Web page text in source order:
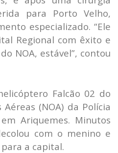
para Porto Velho,
especializado. “Ele
Regional com êxito e
NOA, estável”, contou
Falcão 02 do
(NOA) da Polícia
Ariquemes. Minutos
com o menino e
a capital.